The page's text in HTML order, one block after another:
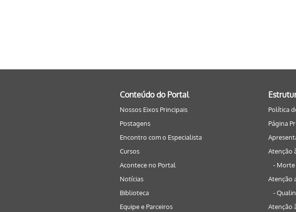
Conteúdo do Portal
Nossos Eixos Principais
Postagens
Encontro com o Especialista
Cursos
Acontece no Portal
Notícias
Biblioteca
Equipe e Parceiros
Política
Página
Atenção
- Morte
Atenção
-
Atenção